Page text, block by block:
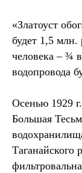
«Златоуст
будет 1,5 млн.
человека – ¾
водопровода
Осенью 1929
Большая
Таганайского